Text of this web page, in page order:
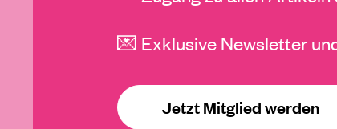
💌 Exklusive Newsletter
Jetzt Mitglied werden